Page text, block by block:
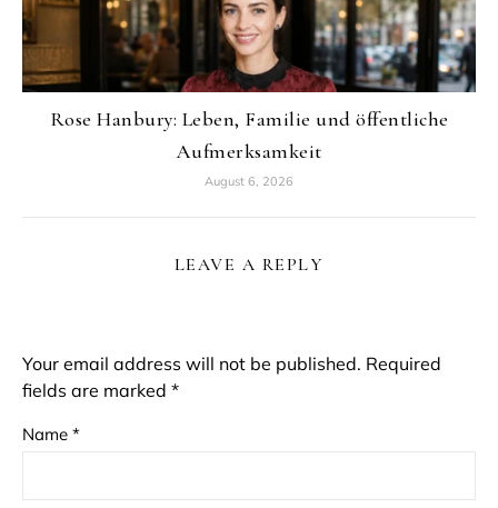
Rose Hanbury: Leben, Familie und öffentliche
Aufmerksamkeit
August 6, 2026
LEAVE A REPLY
Your email address will not be published. Required
fields are marked *
Name *